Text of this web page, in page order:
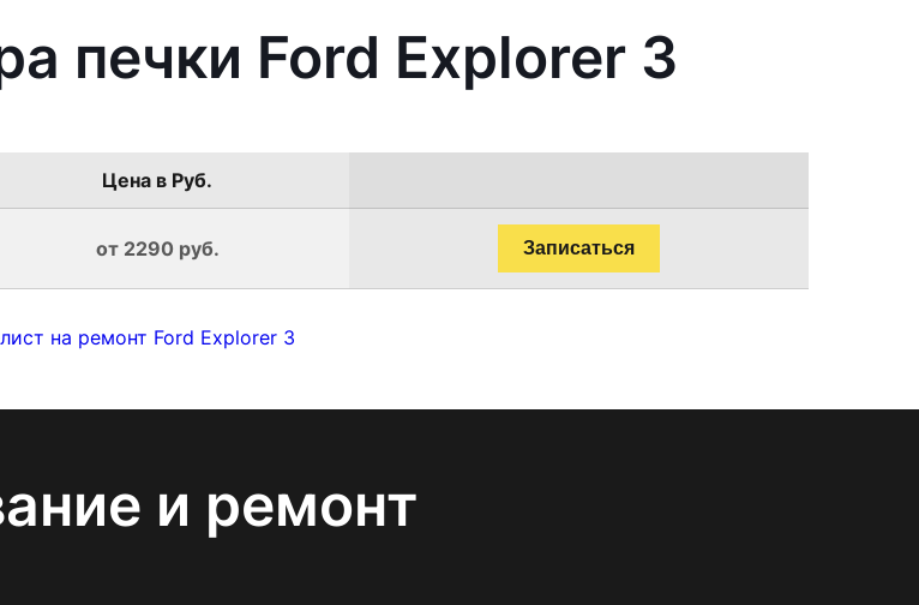
печки Ford Explorer 3
Цена в Руб.
от 2290 руб. Записаться
на ремонт Ford Explorer 3
и ремонт